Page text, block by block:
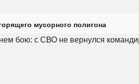
мусорного полигона